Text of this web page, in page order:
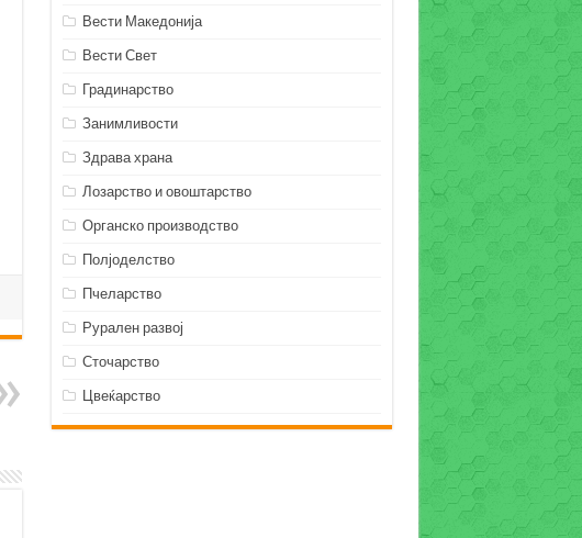
Вести Македонија
Вести Свет
Градинарство
Занимливости
Здрава храна
Лозарство и овоштарство
Органско производство
Полјоделство
Пчеларство
Рурален развој
Сточарство
Цвеќарство